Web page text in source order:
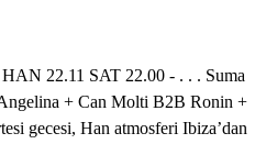
22.11 SAT 22.00 - . . . Suma
+ Can Molti B2B Ronin +
gecesi, Han atmosferi Ibiza’dan